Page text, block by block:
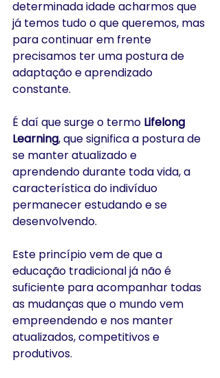
determinada idade acharmos que
já temos tudo o que queremos, mas
para continuar em frente
precisamos ter uma postura de
adaptação e aprendizado
constante.
É daí que surge o termo Lifelong
Learning, que significa a postura de
se manter atualizado e
aprendendo durante toda vida, a
característica do indivíduo
permanecer estudando e se
desenvolvendo.
Este princípio vem de que a
educação tradicional já não é
suficiente para acompanhar todas
as mudanças que o mundo vem
empreendendo e nos manter
atualizados, competitivos e
produtivos.